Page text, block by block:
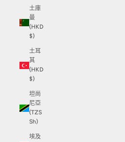
土庫
曼
(HKD
$)
土耳
其
(HKD
$)
坦尚
尼亞
(TZS
Sh)
埃及